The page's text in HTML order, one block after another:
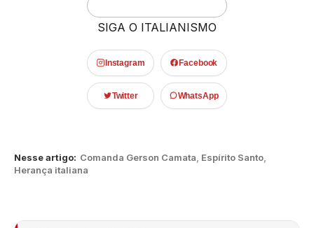
SIGA O ITALIANISMO
Instagram Facebook
Twitter WhatsApp
Nesse artigo: Comanda Gerson Camata Espírito Santo
Herança italiana